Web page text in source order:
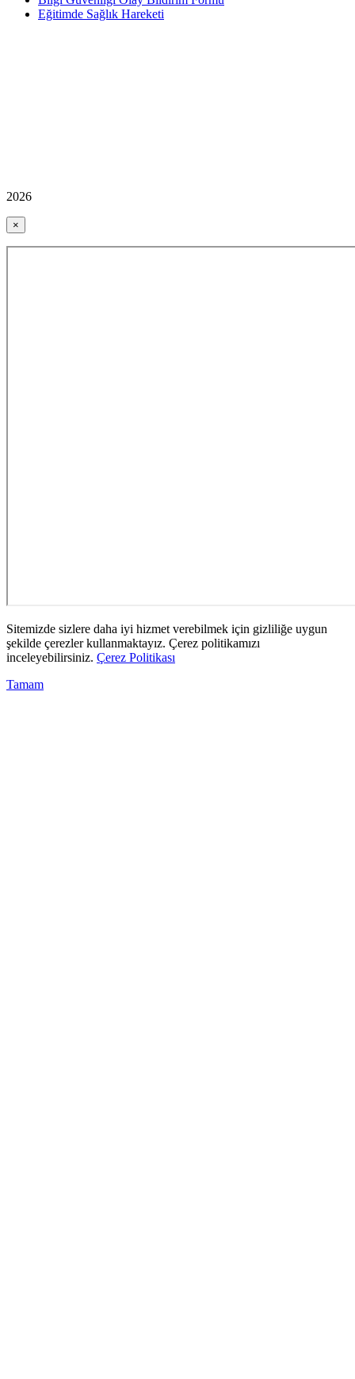
Eğitimde Sağlık Hareketi
2026
×
Sitemizde sizlere daha iyi hizmet verebilmek için gizliliğe uygun
şekilde çerezler kullanmaktayız. Çerez politikamızı
inceleyebilirsiniz. Çerez Politikası
Tamam